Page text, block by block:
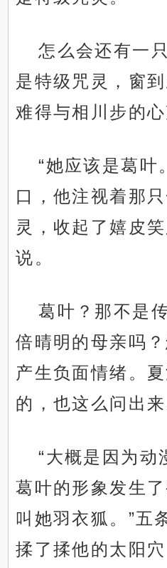
怎么会还有一
是特级咒灵，窗
难得与相川步的心
“她应该是葛叶
口，他注视着那
灵，收起了嬉皮
说。
葛叶？那不是
倍晴明的母亲吗
产生负面情绪。
的，也这么问出来
“大概是因为动
葛叶的形象发生
叫她羽衣狐。”五
揉了揉他的太阳